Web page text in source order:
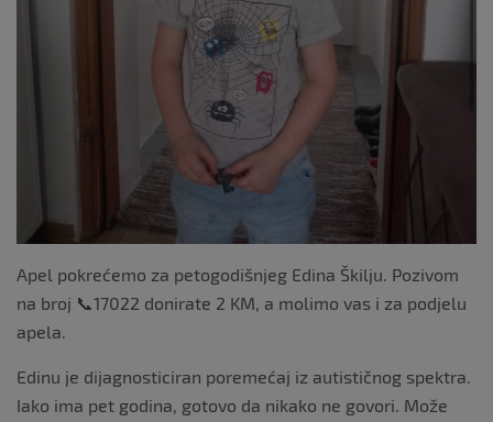
Apel pokrećemo za petogodišnjeg Edina Škilju. Pozivom
na broj 📞17022 donirate 2 KM, a molimo vas i za podjelu
apela.
Edinu je dijagnosticiran poremećaj iz autističnog spektra.
Iako ima pet godina, gotovo da nikako ne govori. Može